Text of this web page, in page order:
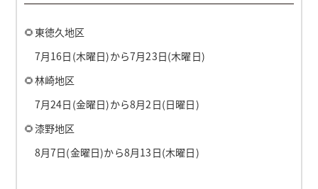
🌻東徳久地区
7月16日(木曜日)から7月23日(木曜日)
🌻林崎地区
7月24日(金曜日)から8月2日(日曜日)
🌻漆野地区
8月7日(金曜日)から8月13日(木曜日)